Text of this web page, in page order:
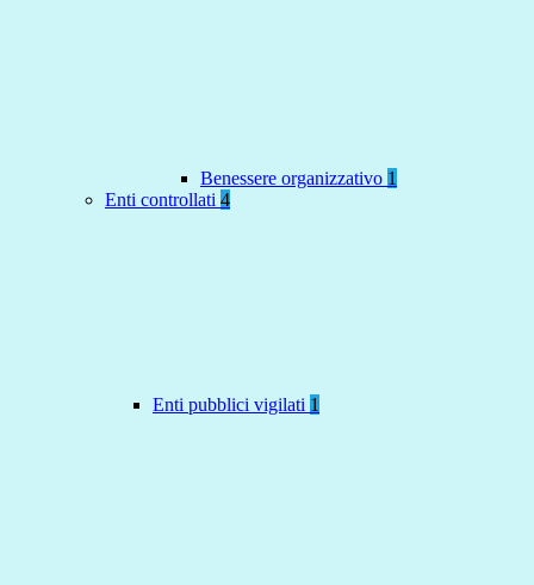
Benessere organizzativo 1
Enti controllati 4
Enti pubblici vigilati 1